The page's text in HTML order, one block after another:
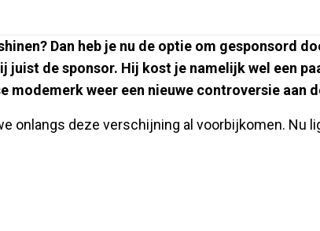
Dan heb je nu de optie om gesponsord
juist de sponsor. Hij kost je namelijk wel een
modemerk weer een nieuwe controversie aan
onlangs deze verschijning al voorbijkomen. Nu